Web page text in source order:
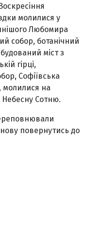
молилися у
Любомира
собор, ботанічний
міст з
гірці,
Софіївська
молилися на
Небесну Сотню.
повернутись до